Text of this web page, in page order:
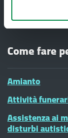
#diciamoNo
donne -
Come fare
Amianto
Attività
Assistenza ai
disturbi